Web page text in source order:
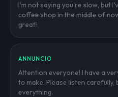
I'm not saying you're slow, but
coffee shop in the middle of
great!
ANNUNCIO
Attention everyone! I have a
to make. Please listen carefully,
everything.